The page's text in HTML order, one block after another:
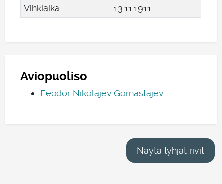
Vihkiaika
1311 1911
Aviopuoliso
Feodor Nikolajev Gornastajev
Näytä tyhjät rivit